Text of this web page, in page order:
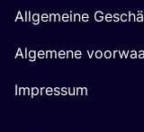
Allgemeine
Algemene
Impressum